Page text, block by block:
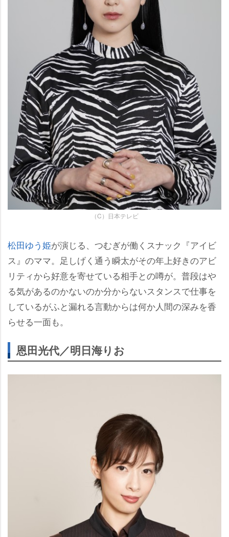
（C）日本テレビ
松田ゆう姫が演じる、つむぎが働くスナック『アイビ
ス』のママ。足しげく通う瞬太がその年上好きのアビ
リティから好意を寄せている相手との噂が。普段は
る気があるのかないのか分からないスタンスで仕事を
しているがふと漏れる言動からは何か人間の深みを香
らせる一面も。
恩田光代／明日海りお